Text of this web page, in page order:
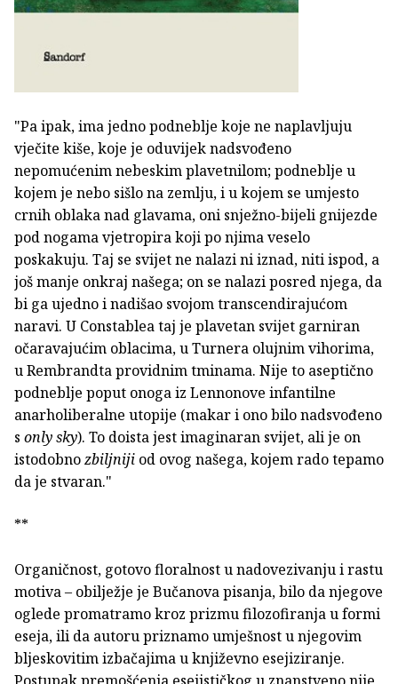
"Pa ipak, ima jedno podneblje koje ne naplavljuju
vječite kiše, koje je oduvijek nadsvođeno
nepomućenim nebeskim plavetnilom; podneblje u
kojem je nebo sišlo na zemlju, i u kojem se umjesto
crnih oblaka nad glavama, oni snježno-bijeli gnijezde
pod nogama vjetropira koji po njima veselo
poskakuju. Taj se svijet ne nalazi ni iznad, niti ispod, a
još manje onkraj našega; on se nalazi posred njega, da
bi ga ujedno i nadišao svojom transcendirajućom
naravi. U Constablea taj je plavetan svijet garniran
očaravajućim oblacima, u Turnera olujnim vihorima,
u Rembrandta providnim tminama. Nije to aseptično
podneblje poput onoga iz Lennonove infantilne
anarholiberalne utopije (makar i ono bilo nadsvođeno
s only sky). To doista jest imaginaran svijet, ali je on
istodobnozbiljniji od ovog našega, kojem rado tepamo
da je stvaran."
**
Organičnost, gotovo floralnost u nadovezivanju i rastu
motiva – obilježje je Bučanova pisanja, bilo da njegove
oglede promatramo kroz prizmu filozofiranja u formi
eseja, ili da autoru priznamo umješnost u njegovim
bljeskovitim izbačajima u književno esejiziranje.